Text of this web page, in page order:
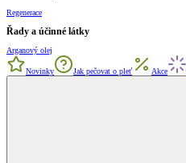
Regenerace
Řady a účinné látky
Arganový olej
Novinky Jak pečovat o pleť Akce